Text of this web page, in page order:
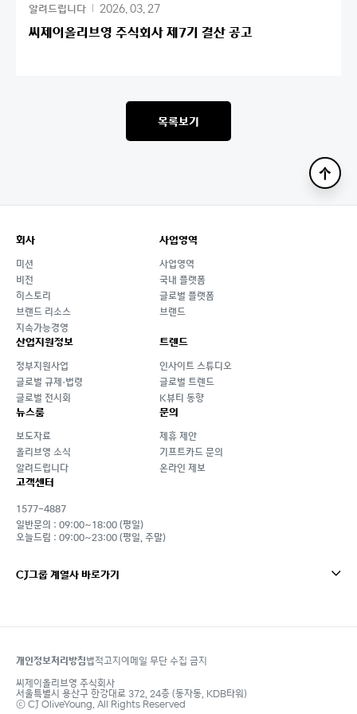
알려드립니다 2026. 03. 27
씨제이올리브영 주식회사 제7기 결산 공고
목록보기
맨
로
회사
미션
비전
히스토리
브랜드 리소스
지속가능경영
사업영역
사업영역
국내 플랫폼
글로벌 플랫폼
브랜드
산업지원정보
정부지원사업
글로벌 규제·법령
글로벌 전시회
트렌드
인사이트 스튜디오
글로벌 트렌드
K뷰티 동향
뉴스룸
보도자료
올리브영 소식
알려드립니다
문의
제휴 제안
기프트카드 문의
온라인 제보
고객센터
1577-4887
일반문의 : 09:00~18:00 (평일)
오늘드림 : 09:00~23:00 (평일, 주말)
CJ그룹 계열사 바로가기
footer
개인정보처리방침법적고지이메일 무단 수집 금지
씨제이올리브영 주식회사
서울특별시 용산구 한강대로 372, 24층 (동자동, KDB타워)
ⓒ CJ OliveYoung. All Rights Reserved